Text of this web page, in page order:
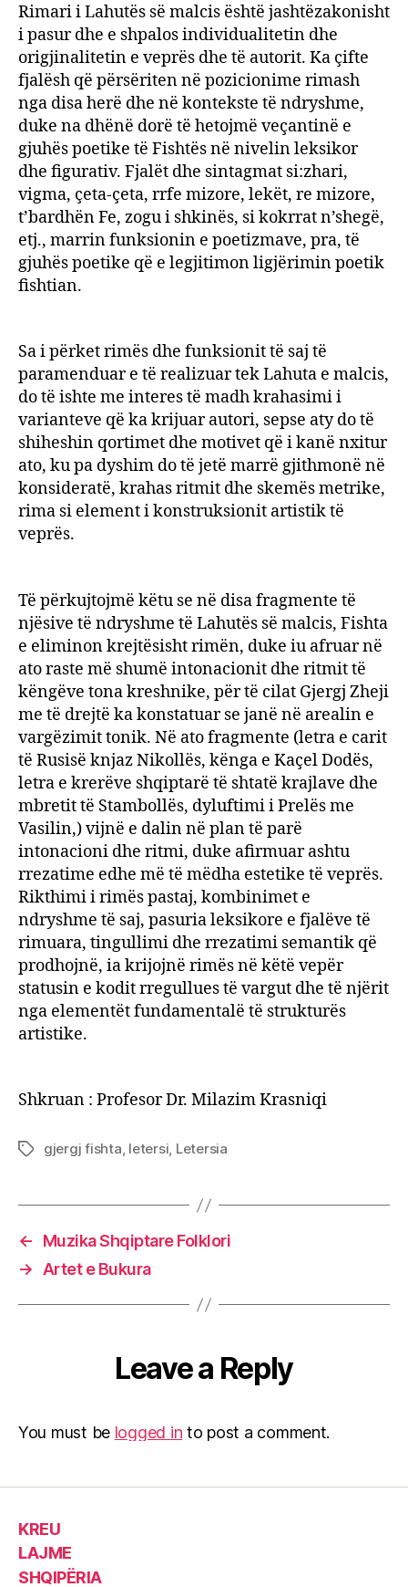
Rimari i Lahutës së malcis është jashtëzakonisht
i pasur dhe e shpalos individualitetin dhe
origjinalitetin e veprës dhe të autorit. Ka çifte
fjalësh që përsëriten në pozicionime rimash
nga disa herë dhe në kontekste të ndryshme,
duke na dhënë dorë të hetojmë veçantinë e
gjuhës poetike të Fishtës në nivelin leksikor
dhe figurativ. Fjalët dhe sintagmat si:zhari,
vigma, çeta-çeta, rrfe mizore, lekët, re mizore,
t’bardhën Fe, zogu i shkinës, si kokrrat n’shegë,
etj., marrin funksionin e poetizmave, pra, të
gjuhës poetike që e legjitimon ligjërimin poetik
fishtian.
Sa i përket rimës dhe funksionit të saj të
paramenduar e të realizuar tek Lahuta e malcis,
do të ishte me interes të madh krahasimi i
varianteve që ka krijuar autori, sepse aty do të
shiheshin qortimet dhe motivet që i kanë nxitur
ato, ku pa dyshim do të jetë marrë gjithmonë në
konsideratë, krahas ritmit dhe skemës metrike,
rima si element i konstruksionit artistik të
veprës.
Të përkujtojmë këtu se në disa fragmente të
njësive të ndryshme të Lahutës së malcis, Fishta
e eliminon krejtësisht rimën, duke iu afruar në
ato raste më shumë intonacionit dhe ritmit të
këngëve tona kreshnike, për të cilat Gjergj Zheji
me të drejtë ka konstatuar se janë në arealin e
vargëzimit tonik. Në ato fragmente (letra e carit
të Rusisë knjaz Nikollës, kënga e Kaçel Dodës,
letra e krerëve shqiptarë të shtatë krajlave dhe
mbretit të Stambollës, dyluftimi i Prelës me
Vasilin,) vijnë e dalin në plan të parë
intonacioni dhe ritmi, duke afirmuar ashtu
rrezatime edhe më të mëdha estetike të veprës.
Rikthimi i rimës pastaj, kombinimet e
ndryshme të saj, pasuria leksikore e fjalëve të
rimuara, tingullimi dhe rrezatimi semantik që
prodhojnë, ia krijojnë rimës në këtë vepër
statusin e kodit rregullues të vargut dhe të njërit
nga elementët fundamentalë të strukturës
artistike.
Shkruan : Profesor Dr. Milazim Krasniqi
Tagsgjergj fishta, letersi, Letersia
←
Muzika Shqiptare Folklori
→ Artet e Bukura
Leave a Reply
You must be logged in to post a comment.
KREU
LAJME
SHQIPËRIA